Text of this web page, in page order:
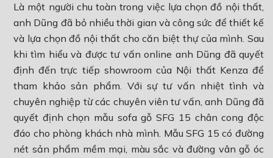
Là một người chu toàn trong việc lựa chọn đồ nội thất,
anh Dũng đã bỏ nhiều thời gian và công sức để thiết kế
và lựa chọn đồ nội thất cho căn biệt thự của mình. Sau
khi tìm hiểu và được tư vấn online anh Dũng đã quyết
định đến trực tiếp showroom của Nội thất Kenza để
tham khảo sản phẩm. Với sự tư vấn nhiệt tình và
chuyên nghiệp từ các chuyên viên tư vấn, anh Dũng đã
quyết định chọn mẫu sofa gỗ SFG 15 chân cong độc
đáo cho phòng khách nhà mình. Mẫu SFG 15 có đường
nét sản phẩm mềm mại, màu sắc và đường vân gỗ óc